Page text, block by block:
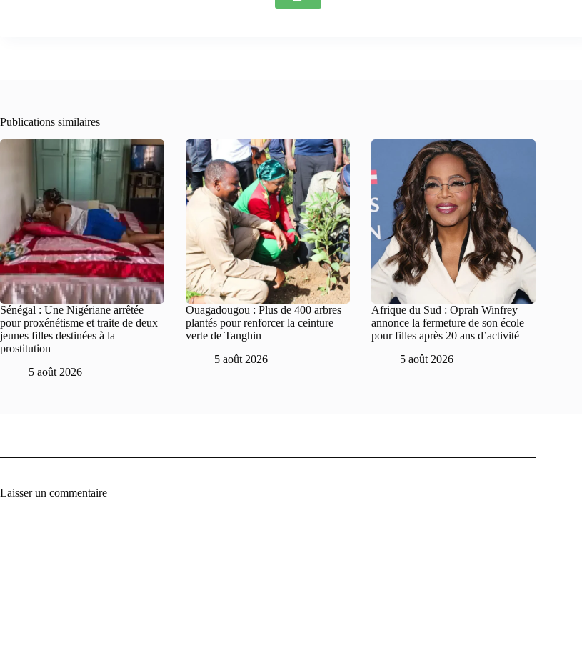
Publications similaires
Sénégal : Une Nigériane arrêtée
pour proxénétisme et traite de deux
jeunes filles destinées à la
prostitution
5 août 2026
Ouagadougou : Plus de 400 arbres
plantés pour renforcer la ceinture
verte de Tanghin
5 août 2026
Afrique du Sud : Oprah Winfrey
annonce la fermeture de son école
pour filles après 20 ans d’activité
5 août 2026
Laisser un commentaire